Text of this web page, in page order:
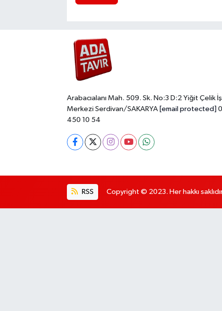
Arabacıalanı Mah. 509. Sk. No:3 D:2 Yiğit Çelik İş
Merkezi Serdivan/SAKARYA [email protected]
450 10 54
RSS Copyright © 2023. Her hakkı